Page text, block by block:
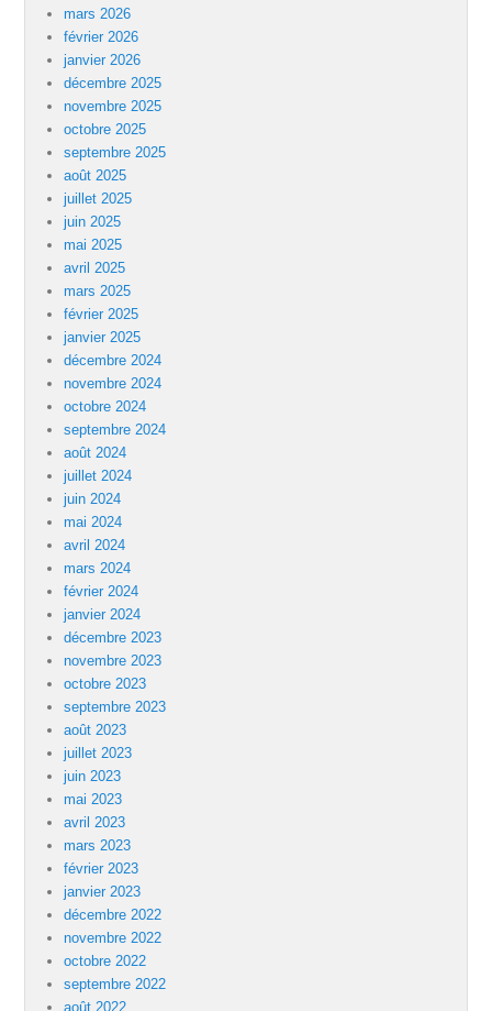
mars 2026
février 2026
janvier 2026
décembre 2025
novembre 2025
octobre 2025
septembre 2025
août 2025
juillet 2025
juin 2025
mai 2025
avril 2025
mars 2025
février 2025
janvier 2025
décembre 2024
novembre 2024
octobre 2024
septembre 2024
août 2024
juillet 2024
juin 2024
mai 2024
avril 2024
mars 2024
février 2024
janvier 2024
décembre 2023
novembre 2023
octobre 2023
septembre 2023
août 2023
juillet 2023
juin 2023
mai 2023
avril 2023
mars 2023
février 2023
janvier 2023
décembre 2022
novembre 2022
octobre 2022
septembre 2022
août 2022